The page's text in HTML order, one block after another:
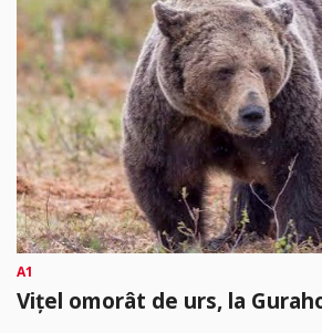
A1
Vițel omorât de urs, la